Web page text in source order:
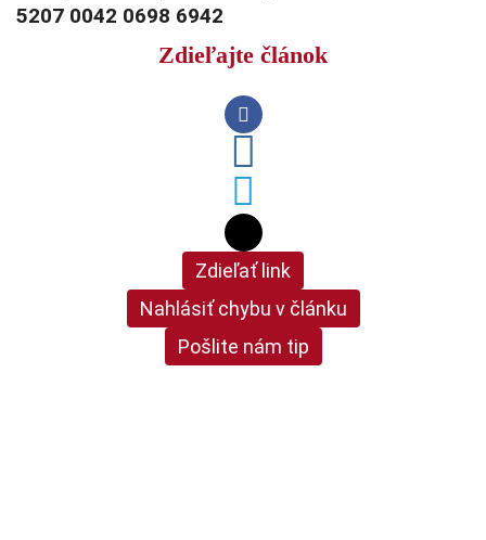
5207 0042 0698 6942
Zdieľajte článok
Zdieľať link
Nahlásiť chybu v článku
Pošlite nám tip